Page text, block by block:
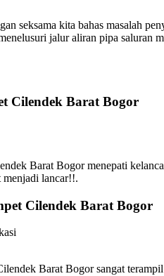
seksama kita bahas masalah
jalur aliran pipa saluran
Cilendek Barat Bogor
Barat Bogor menepati
menjadi lancar!!.
Cilendek Barat Bogor
Barat Bogor sangat